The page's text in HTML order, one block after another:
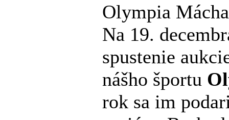
Olympia Mácha
Na 19.
spustenie
nášho športu
rok sa im